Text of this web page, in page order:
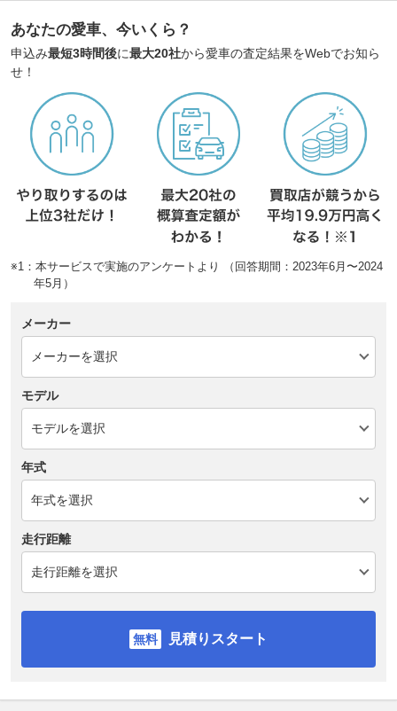
あなたの愛車、今いくら？
申込み最短3時間後に最大20社から愛車の査定結果をWebでお知ら
せ！
※1：本サービスで実施のアンケートより （回答期間：2023年6月〜2024
年5月）
メーカー
モデル
年式
走行距離
見積りスタート